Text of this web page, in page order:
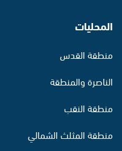
المحليات
منطقة القدس
الناصرة والمنطقة
منطقة النقب
منطقة المثلث الشمالي